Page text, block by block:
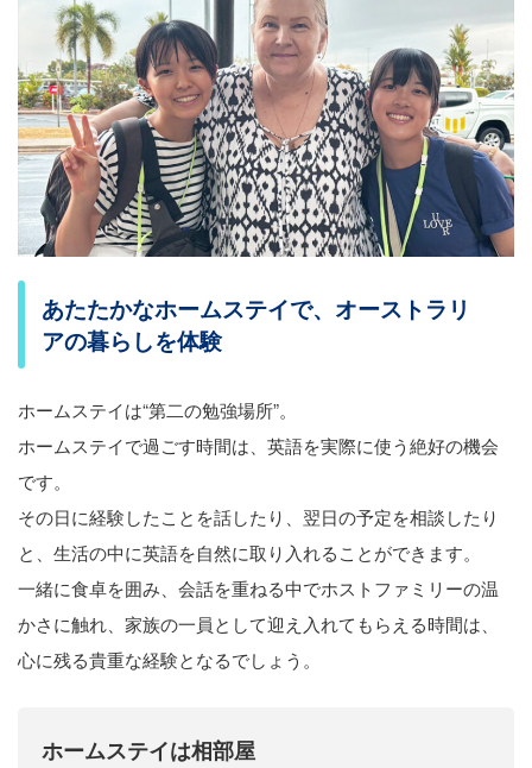
あたたかなホームステイで、オーストラリ
アの暮らしを体験
ホームステイは“第二の勉強場所”。
ホームステイで過ごす時間は、英語を実際に使う絶好の機会
です。
その日に経験したことを話したり、翌日の予定を相談したり
と、生活の中に英語を自然に取り入れることができます。
一緒に食卓を囲み、会話を重ねる中でホストファミリーの温
かさに触れ、家族の一員として迎え入れてもらえる時間は、
心に残る貴重な経験となるでしょう。
ホームステイは相部屋